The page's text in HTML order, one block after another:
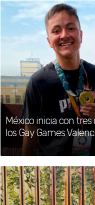
de
de viaje a sus
México inicia con
los Gay Games